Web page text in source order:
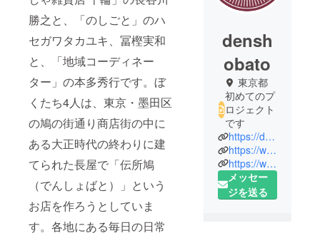
勝之と、「のしごと」のハ
セガワタカユキ、冨樫実和
と、「地域コーディネー
ター」の本多秀行です。ぼ
くたち4人は、東京・墨田区
の鳩の街通り商店街の中に
ある大正時代の終わりに建
てられた長屋で「伝所鳩
（でんしょばと）」という
お店を作ろうとしていま
す。各地にある毎日の日常
densh
obato
東京都
初めてのプ
ロジェクト
です
https://denshobato.tokyo/
https://www.instagram.com/denshobato_/
https://www.facebook.com/denshobatotoyooka/
メッセー
ジを送る